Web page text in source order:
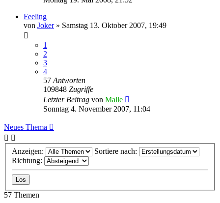
Feeling
von Joker» Samstag 13. Oktober 2007, 19:49
1
2
3
4
57 Antworten
109848 Zugriffe
Letzter Beitrag von Malle
Sonntag 4. November 2007, 11:04
Neues Thema
Anzeigen:
Sortiere nach:
Richtung:
57 Themen